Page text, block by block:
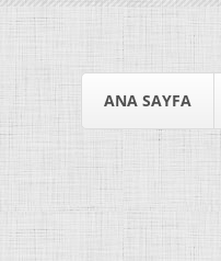
ANA SAYFA